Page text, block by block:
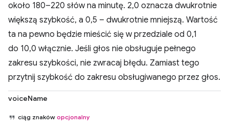
około 180–220 słów na minutę. 2,0 oznacza dwukrotnie
większą szybkość, a 0,5 – dwukrotnie mniejszą. Wartość
ta na pewno będzie mieścić się w przedziale od 0,1
do 10,0 włącznie. Jeśli głos nie obsługuje pełnego
zakresu szybkości, nie zwracaj błędu. Zamiast tego
przytnij szybkość do zakresu obsługiwanego przez głos.
voiceName
ciąg znaków opcjonalny